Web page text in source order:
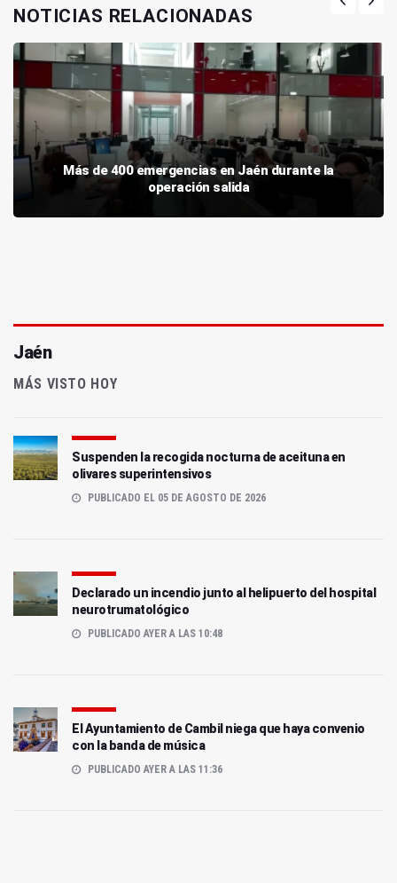
NOTICIAS RELACIONADAS
Más de 400 emergencias en Jaén durante la
operación salida
Jaén
MÁS VISTO HOY
Suspenden la recogida nocturna de aceituna en
olivares superintensivos
PUBLICADO EL 05 DE AGOSTO DE 2026
Declarado un incendio junto al helipuerto del hospital
neurotrumatológico
PUBLICADO AYER A LAS 10:48
El Ayuntamiento de Cambil niega que haya convenio
con la banda de música
PUBLICADO AYER A LAS 11:36